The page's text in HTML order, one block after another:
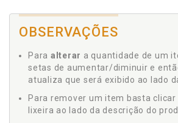
OBSERVAÇÕES
Para alterar a quantidade de um
setas de aumentar/diminuir e
atualiza que será exibido ao lado
Para remover um item basta clicar
lixeira ao lado da descrição do